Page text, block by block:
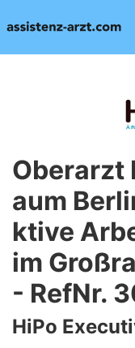
Oberarzt
aum
ktive
im
- RefNr.
HiPo